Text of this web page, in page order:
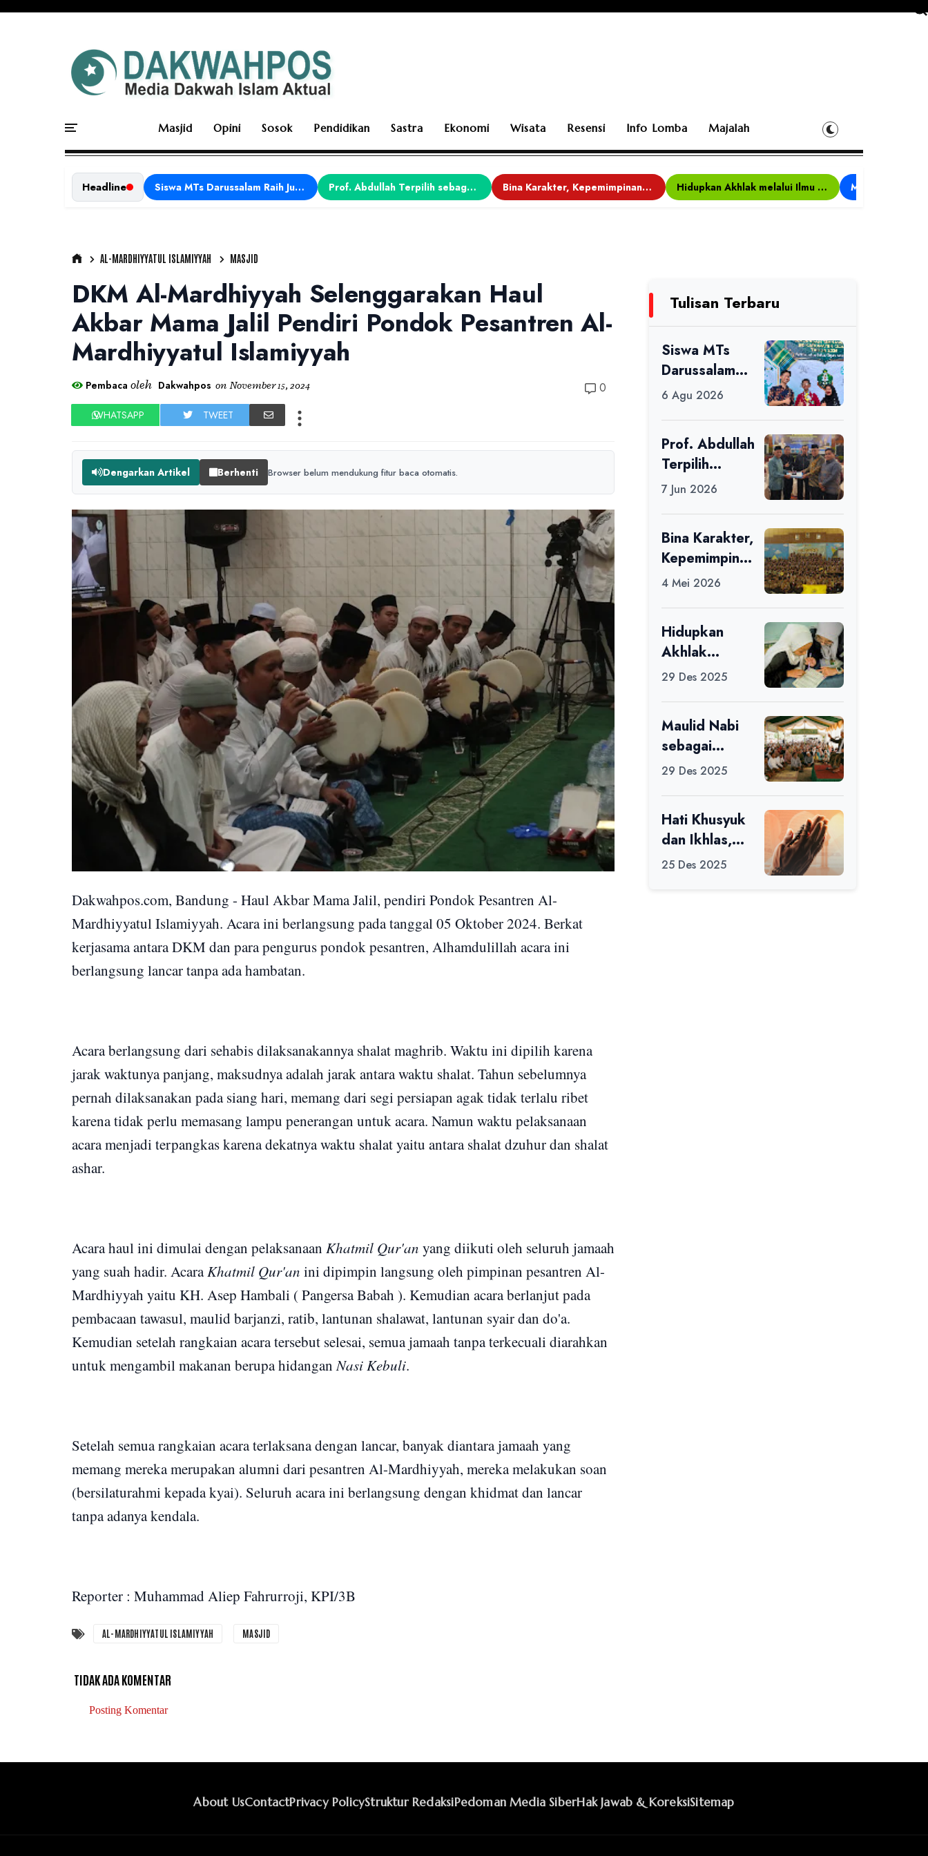
Masjid Opini Sosok Pendidikan Sastra Ekonomi Wisata Resensi Info Lomba Majalah
Headline Siswa MTs Darussalam Raih Juara 1 dalam Porseni Tingkat Kabupaten Ciamis Tahun 2026 Prof. Abdullah Terpilih sebagai Ketua APDII Periode 2026–2030 Bina Karakter, Kepemimpinan, dan Kemandirian, 117 Peserta Ikuti Alfaro Camp di MAN 1 Darussalam Ciamis Hidupkan Akhlak melalui Ilmu yang Diamalkan
AL-MARDHIYYATUL ISLAMIYYAH MASJID
DKM Al-Mardhiyyah Selenggarakan Haul
Akbar Mama Jalil Pendiri Pondok Pesantren Al-
Mardhiyyatul Islamiyyah
Pembaca oleh Dakwahpos on November 15, 2024 0
WHATSAPP TWEET
Dengarkan Artikel Berhenti Browser belum mendukung fitur baca otomatis.
Dakwahpos.com, Bandung - Haul Akbar Mama Jalil, pendiri Pondok Pesantren Al-
Mardhiyyatul Islamiyyah. Acara ini berlangsung pada tanggal 05 Oktober 2024. Berkat
kerjasama antara DKM dan para pengurus pondok pesantren, Alhamdulillah acara ini
berlangsung lancar tanpa ada hambatan.
Acara berlangsung dari sehabis dilaksanakannya shalat maghrib. Waktu ini dipilih karena
jarak waktunya panjang, maksudnya adalah jarak antara waktu shalat. Tahun sebelumnya
pernah dilaksanakan pada siang hari, memang dari segi persiapan agak tidak terlalu ribet
karena tidak perlu memasang lampu penerangan untuk acara. Namun waktu pelaksanaan
acara menjadi terpangkas karena dekatnya waktu shalat yaitu antara shalat dzuhur dan shalat
ashar.
Acara haul ini dimulai dengan pelaksanaan Khatmil Qur'an yang diikuti oleh seluruh jamaah
yang suah hadir. AcaraKhatmil Qur'an ini dipimpin langsung oleh pimpinan pesantren Al-
Mardhiyyah yaitu KH. Asep Hambali ( Pangersa Babah ). Kemudian acara berlanjut pada
pembacaan tawasul, maulid barjanzi, ratib, lantunan shalawat, lantunan syair dan do'a.
Kemudian setelah rangkaian acara tersebut selesai, semua jamaah tanpa terkecuali diarahkan
untuk mengambil makanan berupa hidanganNasi Kebuli.
Setelah semua rangkaian acara terlaksana dengan lancar, banyak diantara jamaah yang
memang mereka merupakan alumni dari pesantren Al-Mardhiyyah, mereka melakukan soan
(bersilaturahmi kepada kyai). Seluruh acara ini berlangsung dengan khidmat dan lancar
tanpa adanya kendala.
Reporter : Muhammad Aliep Fahrurroji, KPI/3B
AL-MARDHIYYATUL ISLAMIYYAH MASJID
TIDAK ADA KOMENTAR
Posting Komentar
Tulisan Terbaru
Siswa MTs
Darussalam
Raih Juara 1
Kabupaten
Ciamis Tahun
2026
6 Agu 2026
Prof. Abdullah
Terpilih
sebagai Ketua
7 Jun 2026
Bina Karakter,
Kepemimpinan
, dan
Ikuti Alfaro
Camp di MAN
1 Darussalam
Ciamis
4 Mei 2026
Hidupkan
Akhlak
melalui Ilmu
29 Des 2025
Maulid Nabi
sebagai
Momentum
29 Des 2025
Hati Khusyuk
dan Ikhlas,
Jadi Esensi
25 Des 2025
About UsContactPrivacy PolicyStruktur RedaksiPedoman Media SiberHak Jawab & KoreksiSitemap